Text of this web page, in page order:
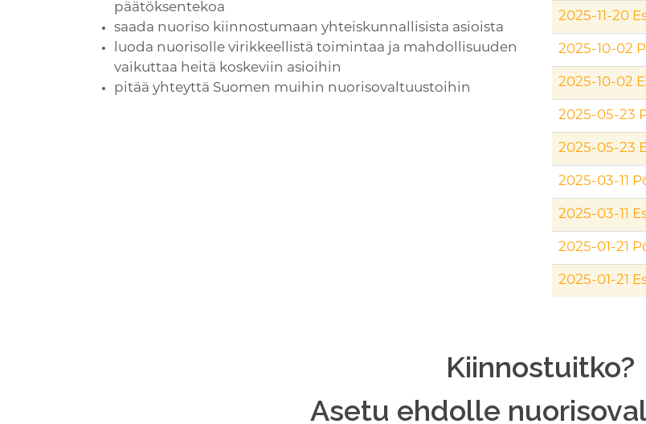
päätöksentekoa
saada nuoriso kiinnostumaan yhteiskunnallisista asioista
luoda nuorisolle virikkeellistä toimintaa ja mahdollisuuden
vaikuttaa heitä koskeviin asioihin
pitää yhteyttä Suomen muihin nuorisovaltuustoihin
2025-11-20
2025-10-02
2025-10-02
2025-05-23
2025-05-23
2025-03-11
2025-03-11
2025-01-21
2025-01-21
Kiinnostuitko?
Asetu ehdolle